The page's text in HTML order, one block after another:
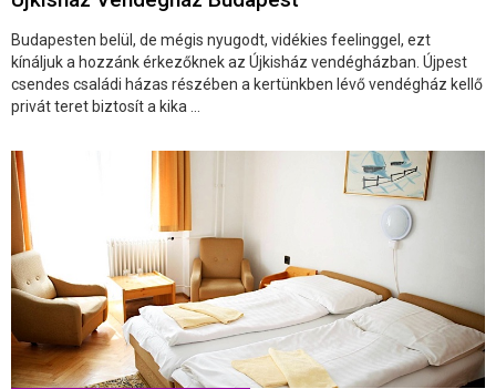
Budapesten belül, de mégis nyugodt, vidékies feelinggel, ezt
kínáljuk a hozzánk érkezőknek az Újkisház vendégházban. Újpest
csendes családi házas részében a kertünkben lévő vendégház kellő
privát teret biztosít a kika ...